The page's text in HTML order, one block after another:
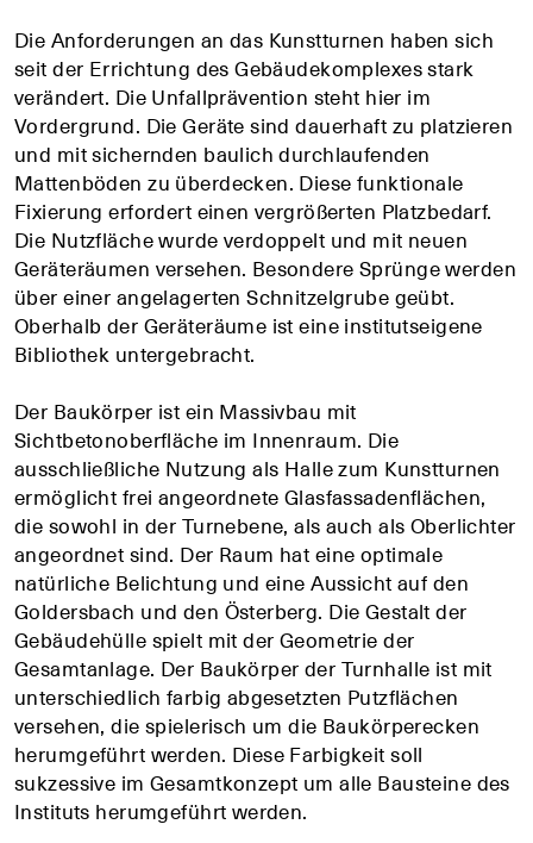
Die Anforderungen an das Kunstturnen haben sich
seit der Errichtung des Gebäudekomplexes stark
verändert. Die Unfallprävention steht hier im
Vordergrund. Die Geräte sind dauerhaft zu platzieren
und mit sichernden baulich durchlaufenden
Mattenböden zu überdecken. Diese funktionale
Fixierung erfordert einen vergrößerten Platzbedarf.
Die Nutzfläche wurde verdoppelt und mit neuen
Geräteräumen versehen. Besondere Sprünge werden
über einer angelagerten Schnitzelgrube geübt.
Oberhalb der Geräteräume ist eine institutseigene
Bibliothek untergebracht.
Der Baukörper ist ein Massivbau mit
Sichtbetonoberfläche im Innenraum. Die
ausschließliche Nutzung als Halle zum Kunstturnen
ermöglicht frei angeordnete Glasfassadenflächen,
die sowohl in der Turnebene, als auch als Oberlichter
angeordnet sind. Der Raum hat eine optimale
natürliche Belichtung und eine Aussicht auf den
Goldersbach und den Österberg. Die Gestalt der
Gebäudehülle spielt mit der Geometrie der
Gesamtanlage. Der Baukörper der Turnhalle ist mit
unterschiedlich farbig abgesetzten Putzflächen
versehen, die spielerisch um die Baukörperecken
herumgeführt werden. Diese Farbigkeit soll
sukzessive im Gesamtkonzept um alle Bausteine des
Instituts herumgeführt werden.